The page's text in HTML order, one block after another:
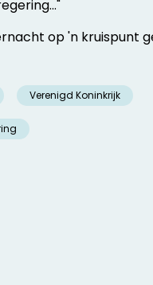
op 'n kruispunt
Verenigd Koninkrijk